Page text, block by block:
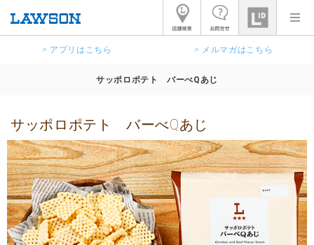
> アプリはこちら > メルマガはこちら
サッポロポテト バーべQあじ
サッポロポテト バーべQあじ